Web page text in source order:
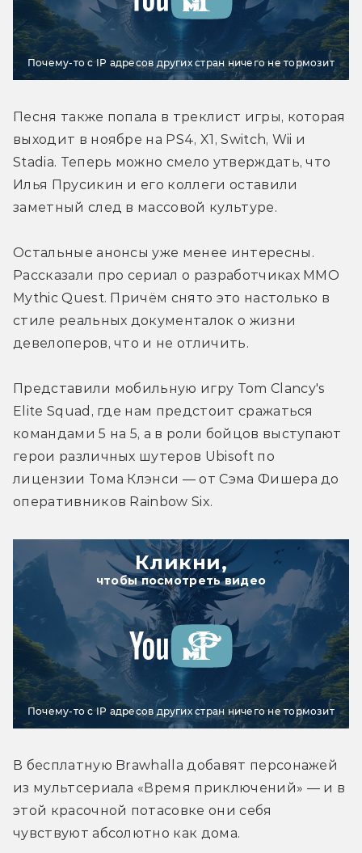
Почему-то с IP адресов других стран ничего не тормозит
Песня также попала в треклист игры, которая
выходит в ноябре на PS4, X1, Switch, Wii и
Stadia. Теперь можно смело утверждать, что
Илья Прусикин и его коллеги оставили
заметный след в массовой культуре.
Остальные анонсы уже менее интересны.
Рассказали про сериал о разработчиках MMO
Mythic Quest. Причём снято это настолько в
стиле реальных документалок о жизни
девелоперов, что и не отличить.
Представили мобильную игру Tom Clancy's
Elite Squad, где нам предстоит сражаться
командами 5 на 5, а в роли бойцов выступают
герои различных шутеров Ubisoft по
лицензии Тома Клэнси — от Сэма Фишера до
оперативников Rainbow Six.
Кликни,
чтобы посмотреть видео
Почему-то с IP адресов других стран ничего не тормозит
В бесплатную Brawhalla добавят персонажей
из мультсериала «Время приключений» — и в
этой красочной потасовке они себя
чувствуют абсолютно как дома.